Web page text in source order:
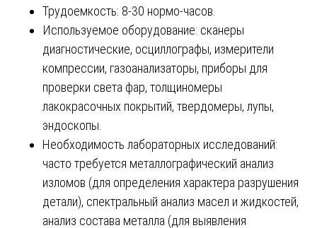
Трудоемкость: 8-30 нормо-часов.
Используемое оборудование: сканеры
диагностические, осциллографы, измерители
компрессии, газоанализаторы, приборы для
проверки света фар, толщиномеры
лакокрасочных покрытий, твердомеры, лупы,
эндоскопы.
Необходимость лабораторных исследований:
часто требуется металлографический анализ
изломов (для определения характера разрушения
детали), спектральный анализ масел и жидкостей,
анализ состава металла (для выявления